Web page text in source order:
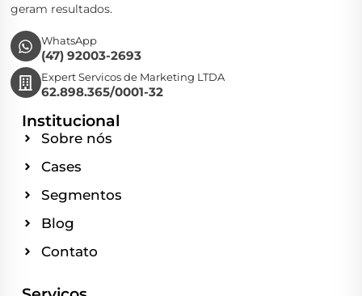
geram resultados.
WhatsApp
(47) 92003-2693
Expert Servicos de Marketing LTDA
62.898.365/0001-32
Institucional
Sobre nós
Cases
Segmentos
Blog
Contato